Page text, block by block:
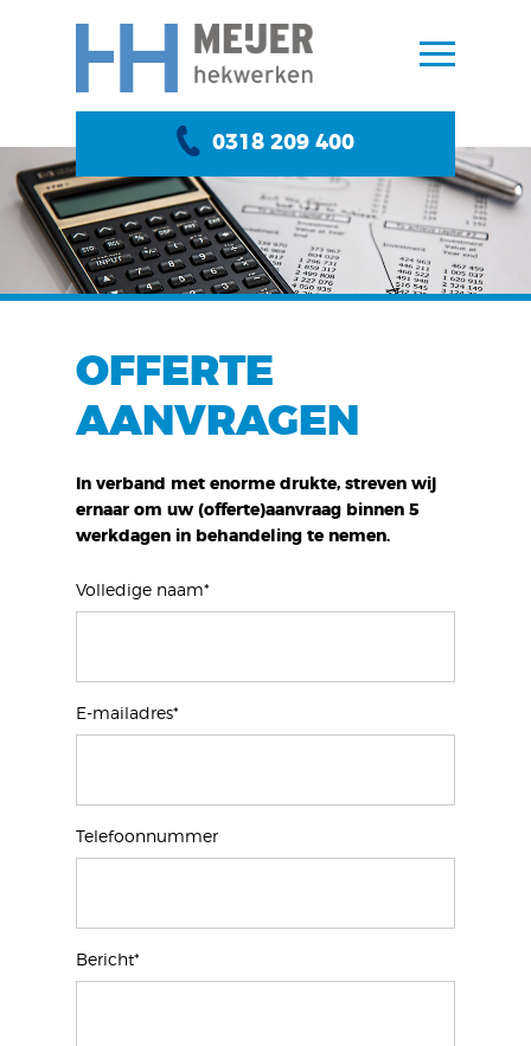
0318 209 400
OFFERTE
AANVRAGEN
In verband met enorme drukte, streven wij
ernaar om uw (offerte)aanvraag binnen 5
werkdagen in behandeling te nemen.
Volledige naam*
E-mailadres*
Telefoonnummer
Bericht*